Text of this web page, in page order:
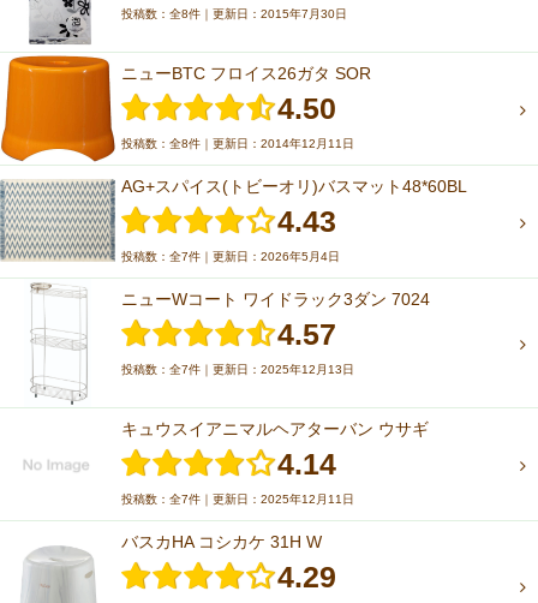
投稿数：全8件｜更新日：2015年7月30日
ニューBTC フロイス26ガタ SOR
4.50
投稿数：全8件｜更新日：2014年12月11日
AG+スパイス(トビーオリ)バスマット48*60BL
4.43
投稿数：全7件｜更新日：2026年5月4日
ニューWコート ワイドラック3ダン 7024
4.57
投稿数：全7件｜更新日：2025年12月13日
キュウスイアニマルヘアターバン ウサギ
4.14
投稿数：全7件｜更新日：2025年12月11日
バスカHA コシカケ 31H W
4.29